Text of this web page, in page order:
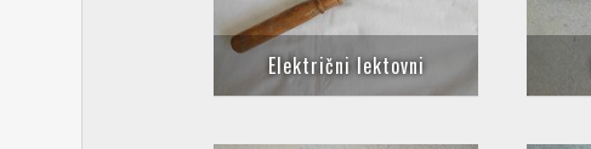
Električni lektovni